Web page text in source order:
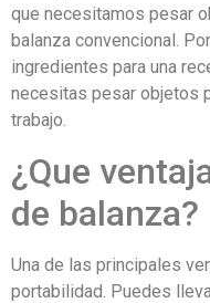
que necesitamos pesar
balanza convencional.
ingredientes para una
necesitas pesar objetos
trabajo.
¿Que
de balanza?
Una de las principales
portabilidad. Puedes